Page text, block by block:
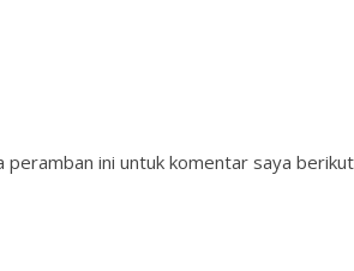
ini untuk komentar saya